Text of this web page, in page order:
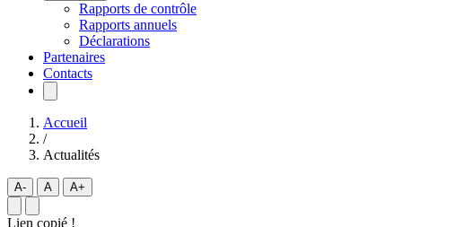
Rapports de contrôle
Rapports annuels
Déclarations
Partenaires
Contacts
Accueil
/
Actualités
A- A A+
Lien copié !